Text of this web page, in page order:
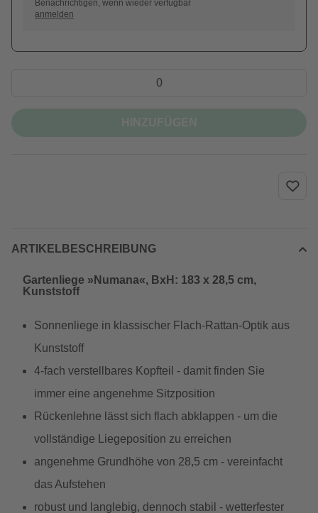
Benachrichtigen, wenn wieder verfügbar
anmelden
ARTIKELBESCHREIBUNG
Gartenliege »Numana«, BxH: 183 x 28,5 cm,
Kunststoff
Sonnenliege in klassischer Flach-Rattan-Optik aus
Kunststoff
4-fach verstellbares Kopfteil - damit finden Sie
immer eine angenehme Sitzposition
Rückenlehne lässt sich flach abklappen - um die
vollständige Liegeposition zu erreichen
angenehme Grundhöhe von 28,5 cm - vereinfacht
das Aufstehen
robust und langlebig, dennoch stabil - wetterfester